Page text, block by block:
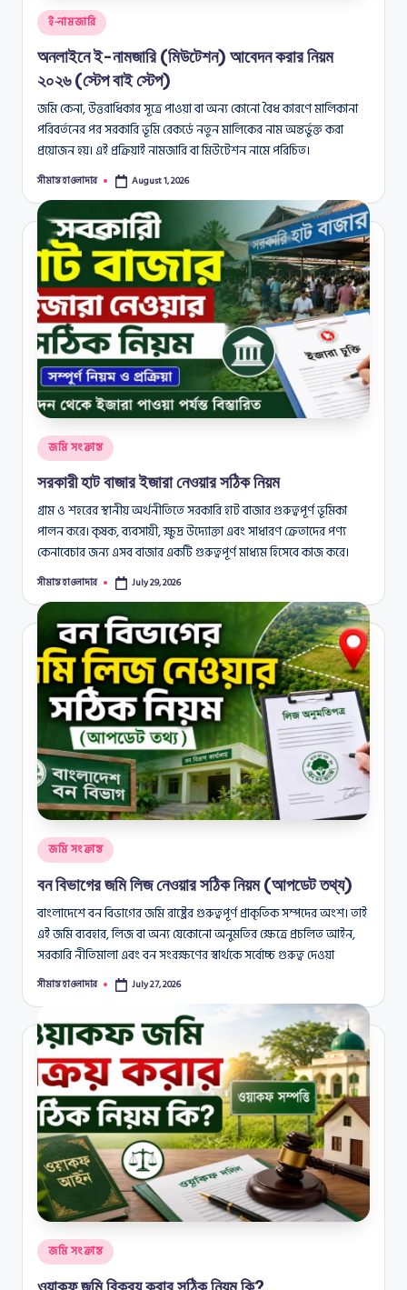
Posted
in
ই-নামজারি
অনলাইনে ই-নামজারি (মিউটেশন) আবেদন করার নিয়ম
২০২৬ (স্টেপ বাই স্টেপ)
জমি কেনা, উত্তরাধিকার সূত্রে পাওয়া বা অন্য কোনো বৈধ কারণে মালিকানা
পরিবর্তনের পর সরকারি ভূমি রেকর্ডে নতুন মালিকের নাম অন্তর্ভুক্ত করা
প্রয়োজন হয়। এই প্রক্রিয়াই নামজারি বা মিউটেশন নামে পরিচিত।
Posted
সীমান্ত হাওলাদার August 1, 2026
Posted
in
জমি সংক্রান্ত
সরকারী হাট বাজার ইজারা নেওয়ার সঠিক নিয়ম
গ্রাম ও শহরের স্থানীয় অর্থনীতিতে সরকারি হাট বাজার গুরুত্বপূর্ণ ভূমিকা
পালন করে। কৃষক, ব্যবসায়ী, ক্ষুদ্র উদ্যোক্তা এবং সাধারণ ক্রেতাদের পণ্য
কেনাবেচার জন্য এসব বাজার একটি গুরুত্বপূর্ণ মাধ্যম হিসেবে কাজ করে।
Posted
সীমান্ত হাওলাদার July 29, 2026
Posted
in
জমি সংক্রান্ত
বন বিভাগের জমি লিজ নেওয়ার সঠিক নিয়ম (আপডেট তথ্য)
বাংলাদেশে বন বিভাগের জমি রাষ্ট্রের গুরুত্বপূর্ণ প্রাকৃতিক সম্পদের অংশ। তাই
এই জমি ব্যবহার, লিজ বা অন্য যেকোনো অনুমতির ক্ষেত্রে প্রচলিত আইন,
সরকারি নীতিমালা এবং বন সংরক্ষণের স্বার্থকে সর্বোচ্চ গুরুত্ব দেওয়া
Posted
সীমান্ত হাওলাদার July 27, 2026
Posted
in
জমি সংক্রান্ত